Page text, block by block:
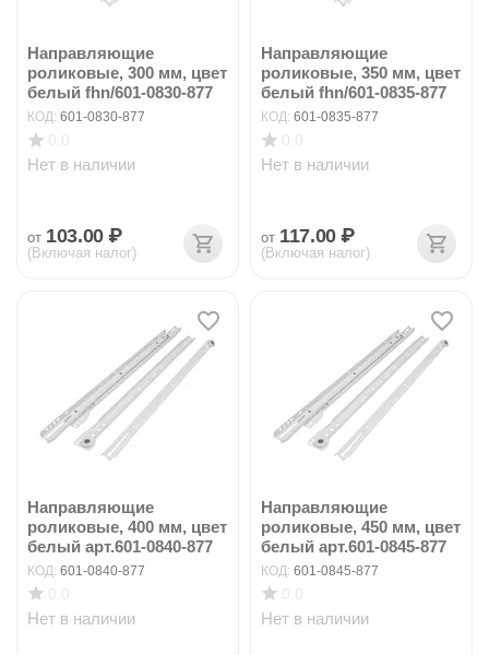
Направляющие
роликовые, 300 мм, цвет
белый fhn/601-0830-877
КОД: 601-0830-877
Нет в наличии
от 103.00 ₽
(Включая налог)
Направляющие
роликовые, 350 мм, цвет
белый fhn/601-0835-877
КОД: 601-0835-877
Нет в наличии
от 117.00 ₽
(Включая налог)
Направляющие
роликовые, 400 мм, цвет
белый арт.601-0840-877
КОД: 601-0840-877
Нет в наличии
Направляющие
роликовые, 450 мм, цвет
белый арт.601-0845-877
КОД: 601-0845-877
Нет в наличии